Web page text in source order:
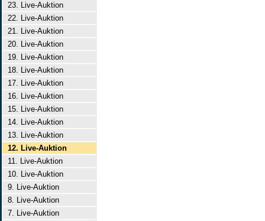
23. Live-Auktion
22. Live-Auktion
21. Live-Auktion
20. Live-Auktion
19. Live-Auktion
18. Live-Auktion
17. Live-Auktion
16. Live-Auktion
15. Live-Auktion
14. Live-Auktion
13. Live-Auktion
12. Live-Auktion
11. Live-Auktion
10. Live-Auktion
9. Live-Auktion
8. Live-Auktion
7. Live-Auktion